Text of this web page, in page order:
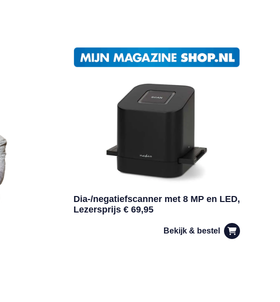
Dia-/negatiefscanner met 8 MP en LED,
Lezersprijs € 69,95
Bekijk & bestel